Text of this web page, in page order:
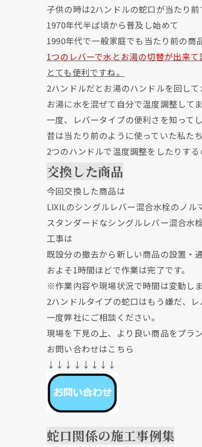
子供の時は2ハンドルの蛇口が当たり
1970年代半ば頃から普及し始めて
1990年代で一般家庭でも当たり前の商
1つのレバーで水とお湯の切替が出来て
とても便利ですね。
2ハンドルだとお湯のハンドルを回し
お湯に水を混ぜて自分で温度調整して
一度、レバータイプの便利さを知って
昔は当たり前のように使っていた私た
2つのハンドルで温度調整をしたりす
交換した商品
今回交換した商品は
LIXILのシングルレバー混合水栓のノル
スタンダードなシングルレバー混合水
工事は
既設分の撤去から新しい商品の設置・
およそ1時間ほどで作業は完了です。
※作業内容や現場状況で時間は変動しま
2ハンドルタイプの蛇口はもう嫌だ、
一度弊社にご相談ください。
現場を下見の上、より良い商品をプラ
お問い合わせはこちら
↓↓↓↓↓↓↓↓
蛇口関係の施工事例集